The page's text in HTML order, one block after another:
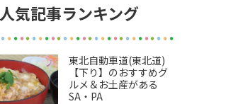
人気記事ランキング
東北自動車道(東北道)
【下り】のおすすめグ
ルメ＆お土産がある
SA・PA